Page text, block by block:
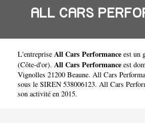
ALL CARS
L'entreprise All Cars Performance est un
(Côte-d'or). All Cars Performance est
Vignolles 21200 Beaune. All Cars
sous le SIREN 538006123. All Cars
son activité en 2015.